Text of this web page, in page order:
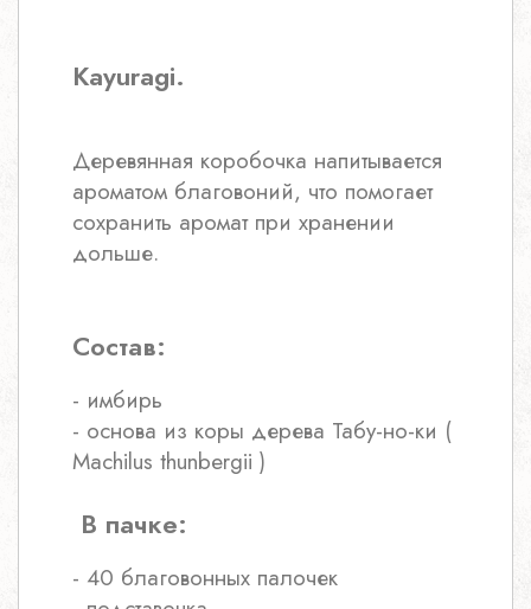
Kayuragi.
Деревянная коробочка напитывается
ароматом благовоний, что помогает
сохранить аромат при хранении
дольше.
Состав:
- имбирь
- основа из коры дерева Табу-но-ки (
Machilus thunbergii )
В пачке:
- 40 благовонных палочек